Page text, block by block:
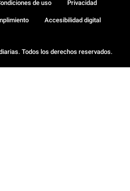
Todos los derechos reservados.
de uso Privacidad
Accesibilidad digital